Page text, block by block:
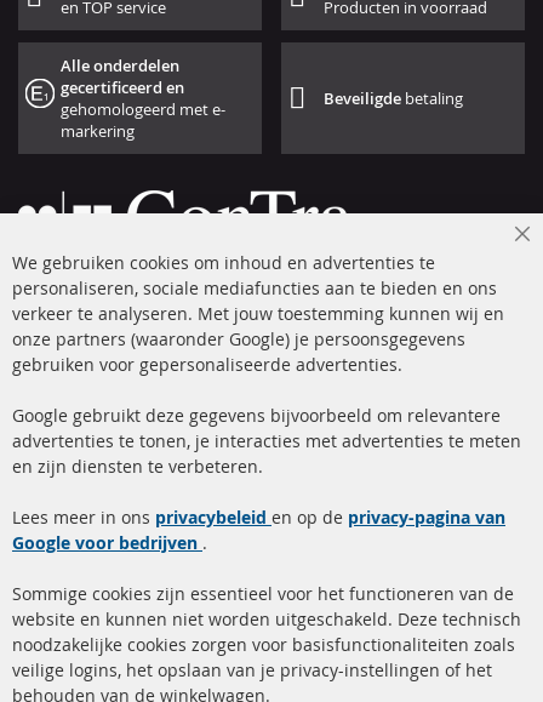
en TOP service
Producten in voorraad
Alle onderdelen
gecertificeerd en
gehomologeerd met e-
markering
Beveiligde betaling
+49 (0) 4533 799 00 0
ma-do: 09-17 u, vr Fr 09-16 u
info@contra-automotive.de
facebook
instagram
Snelle links
Roetfilter reiniging
Katalysator (KAT)
sensoren
FAQ
Kundenservice
Verzendingskosten
Contact
Annuleer contract
We gebruiken cookies om inhoud en advertenties te
personaliseren, sociale mediafuncties aan te bieden en ons
verkeer te analyseren. Met jouw toestemming kunnen wij en
onze partners (waaronder Google) je persoonsgegevens
gebruiken voor gepersonaliseerde advertenties.
Google gebruikt deze gegevens bijvoorbeeld om relevantere
advertenties te tonen, je interacties met advertenties te meten
en zijn diensten te verbeteren.
Lees meer in ons privacybeleid en op de privacy-pagina van
Google voor bedrijven .
Sommige cookies zijn essentieel voor het functioneren van de
website en kunnen niet worden uitgeschakeld. Deze technisch
noodzakelijke cookies zorgen voor basisfunctionaliteiten zoals
veilige logins, het opslaan van je privacy-instellingen of het
behouden van de winkelwagen.